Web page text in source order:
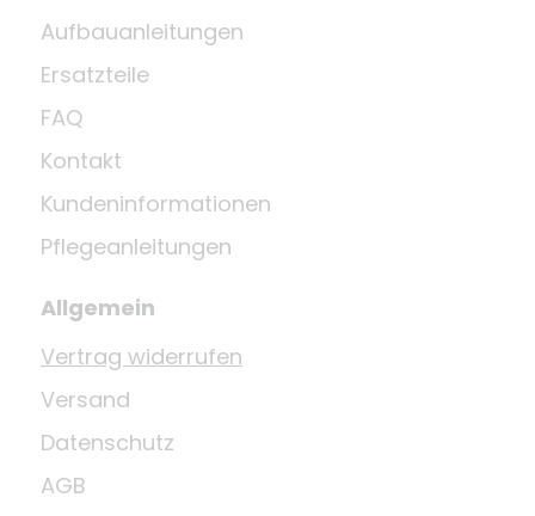
Aufbauanleitungen
Ersatzteile
FAQ
Kontakt
Kundeninformationen
Pflegeanleitungen
Allgemein
Vertrag widerrufen
Versand
Datenschutz
AGB